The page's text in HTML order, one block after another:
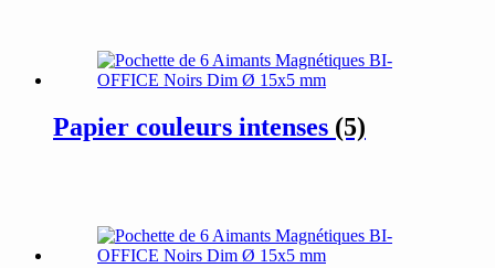
Papier couleurs intenses (5)